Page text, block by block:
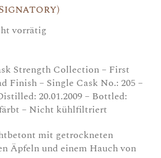
vorrätig
Strength Collection – First
Finish – Single Cask No.: 205 –
20.01.2009 – Bottled:
– Nicht kühlfiltriert
mit getrockneten
Äpfeln und einem Hauch von